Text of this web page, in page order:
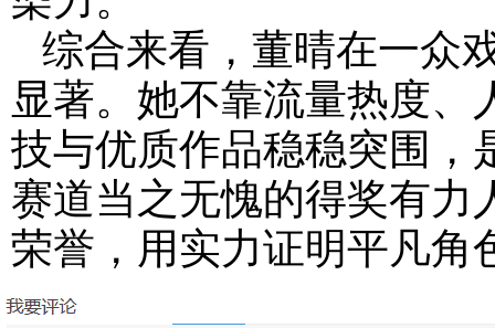
综合来看，董晴在一众
显著。她不靠流量热度
技与优质作品稳稳突围
赛道当之无愧的得奖有
荣誉，用实力证明平凡